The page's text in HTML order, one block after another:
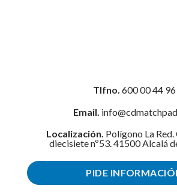
Tlfno. 600 00 44 96
Email.
Localización. Polígono La
diecisiete nº53. 41500 Alcalá
PIDE